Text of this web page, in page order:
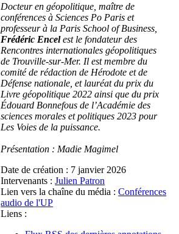
Docteur en géopolitique, maître de
conférences à Sciences Po Paris et
professeur à la Paris School of Business,
Frédéric Encelest le fondateur des
Rencontres internationales géopolitiques
de Trouville-sur-Mer. Il est membre du
comité de rédaction de Hérodote et de
Défense nationale, et lauréat du prix du
Livre géopolitique 2022 ainsi que du prix
Édouard Bonnefous de l’Académie des
sciences morales et politiques 2023 pour
Les Voies de la puissance.
Présentation : Madie Magimel
Date de création : 7 janvier 2026
Intervenants : Julien Patron
Lien vers la chaîne du média : Conférences
audio de l'UP
Liens :